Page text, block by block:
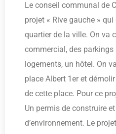
Le conseil communal de
projet « Rive gauche »
quartier de la ville. On va
commercial, des parkings
logements, un hôtel. On
place Albert 1er et
de cette place. Pour ce
Un permis de construire
d’environnement. Le